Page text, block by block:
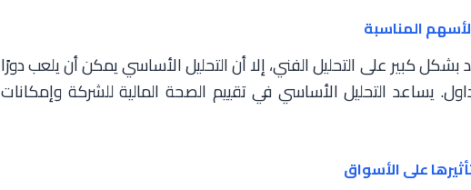
بشكل كبير على التحليل الفني، إلا أن التحليل الأساسي يمكن أن يلعب دورًا
يساعد التحليل الأساسي في تقييم الصحة المالية للشركة وإمكانات